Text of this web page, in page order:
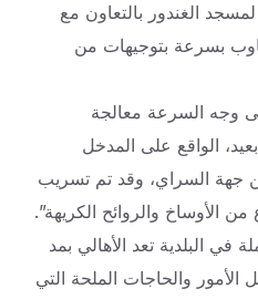
الغندور بالتعاون مع
بسرعة بتوجيهات من
وجه السرعة معالجة
الواقع على المدخل
جهة السراي، وقد تم تسريب
الأوساخ والروائح الكريهة”.
في البلدية تعد الأهالي بمد
والحاجات الملحة التي